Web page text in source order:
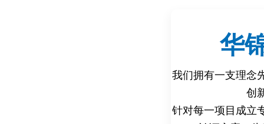
日本哈默纳科
检测方法
动态测试法：通过伺服
静态测试法：施加恒定
华
我们拥有一支理念
创
针对每一项目成立